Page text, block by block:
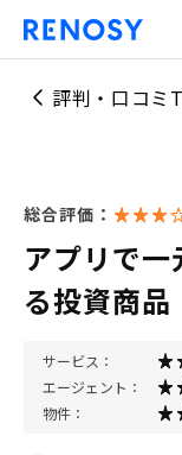
評判・口コミ
総合評価：
アプリで
る投資商品
サービス：
エージェント：
物件：